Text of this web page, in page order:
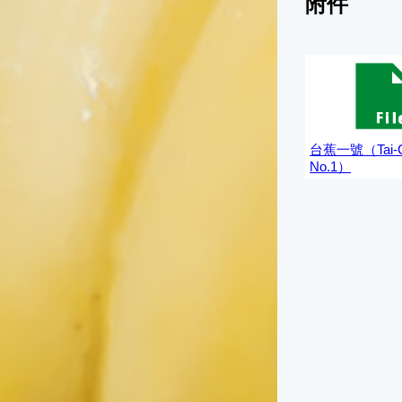
附件
台蕉一
台蕉一號（Tai-
No.1）